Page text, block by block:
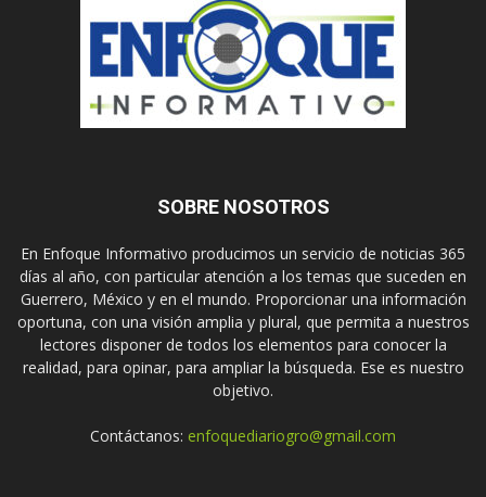
SOBRE NOSOTROS
En Enfoque Informativo producimos un servicio de noticias 365
días al año, con particular atención a los temas que suceden en
Guerrero, México y en el mundo. Proporcionar una información
oportuna, con una visión amplia y plural, que permita a nuestros
lectores disponer de todos los elementos para conocer la
realidad, para opinar, para ampliar la búsqueda. Ese es nuestro
objetivo.
Contáctanos: enfoquediariogro@gmail.com